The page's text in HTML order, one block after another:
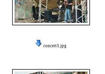
concert1.jpg